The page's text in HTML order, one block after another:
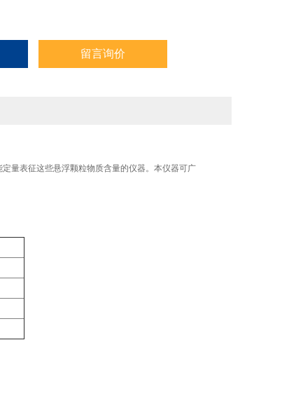
留言询价
量表征这些悬浮颗粒物质含量的仪器。本仪器可广